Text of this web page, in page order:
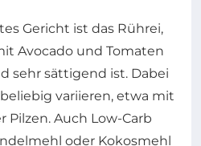
Gericht ist das Rührei,
Avocado und Tomaten
sehr sättigend ist. Dabei
variieren, etwa mit
Pilzen. Auch Low-Carb
oder Kokosmehl